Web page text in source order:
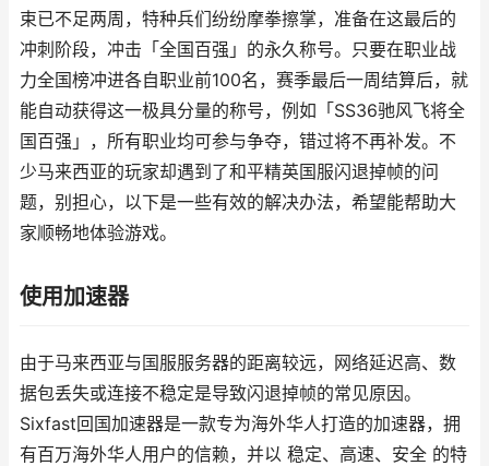
束已不足两周，特种兵们纷纷摩拳擦掌，准备在这最后的
冲刺阶段，冲击「全国百强」的永久称号。只要在职业战
力全国榜冲进各自职业前100名，赛季最后一周结算后，就
能自动获得这一极具分量的称号，例如「SS36驰风飞将全
国百强」，所有职业均可参与争夺，错过将不再补发。不
少马来西亚的玩家却遇到了和平精英国服闪退掉帧的问
题，别担心，以下是一些有效的解决办法，希望能帮助大
家顺畅地体验游戏。
使用加速器
由于马来西亚与国服服务器的距离较远，网络延迟高、数
据包丢失或连接不稳定是导致闪退掉帧的常见原因。
Sixfast回国加速器是一款专为海外华人打造的加速器，拥
有百万海外华人用户的信赖，并以 稳定、高速、安全 的特